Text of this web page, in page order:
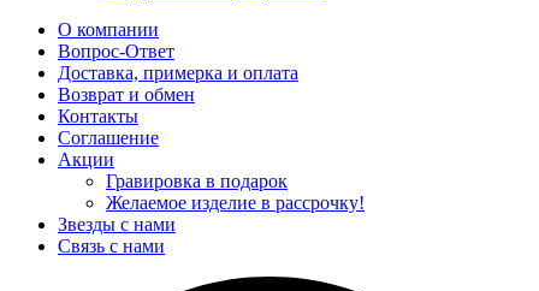
О компании
Вопрос-Ответ
Доставка, примерка и оплата
Возврат и обмен
Контакты
Соглашение
Акции
Гравировка в подарок
Желаемое изделие в рассрочку!
Звезды с нами
Связь с нами